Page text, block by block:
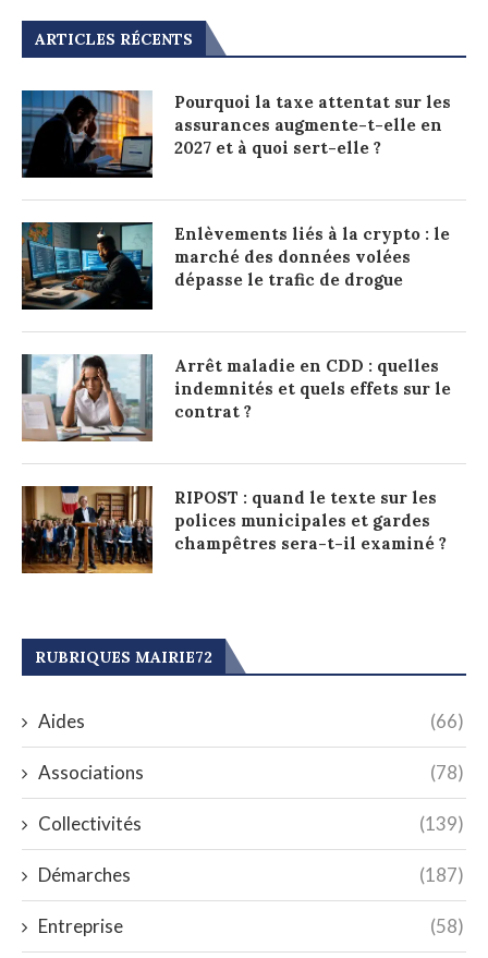
ARTICLES RÉCENTS
Pourquoi la taxe attentat sur les
assurances augmente-t-elle en
2027 et à quoi sert-elle ?
Enlèvements liés à la crypto : le
marché des données volées
dépasse le trafic de drogue
Arrêt maladie en CDD : quelles
indemnités et quels effets sur le
contrat ?
RIPOST : quand le texte sur les
polices municipales et gardes
champêtres sera-t-il examiné ?
RUBRIQUES MAIRIE72
Aides (66)
Associations (78)
Collectivités (139)
Démarches (187)
Entreprise (58)